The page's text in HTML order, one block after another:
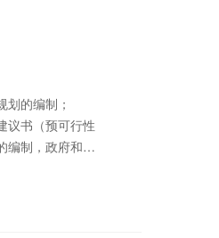
划的编制；
议书（预可行性
编制，政府和社
初步设计等开